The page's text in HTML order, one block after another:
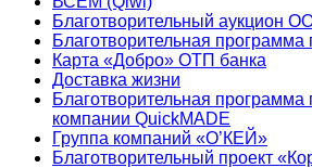
Благотворительный аукцион
Благотворительная программа
Карта «Добро» ОТП банка
Доставка жизни
Благотворительная
компании QuickMADE
Группа компаний «О’КЕЙ»
Благотворительный проект